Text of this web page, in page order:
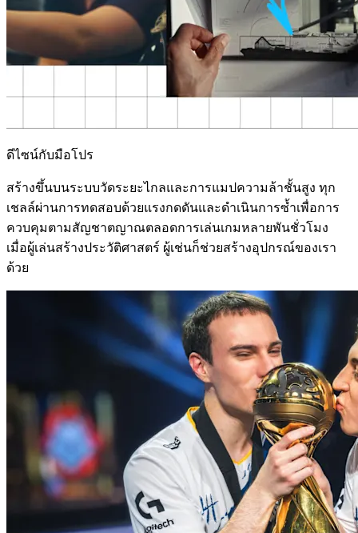
ดีไซน์กับมือโปร
สร้างขึ้นบนระบบวัดระยะไกลและการแมปความล้าชั้นสูง ทุก
เชลล์ผ่านการทดสอบด้วยแรงกดดันและดำเนินการซ้ำเพื่อการ
ควบคุมตามสัญชาตญาณตลอดการเล่นเกมหลายพันชั่วโมง
เมื่อผู้เล่นสร้างประวัติศาสตร์ ผู้เช่นก็ช่วยสร้างอุปกรณ์ของเรา
ด้วย